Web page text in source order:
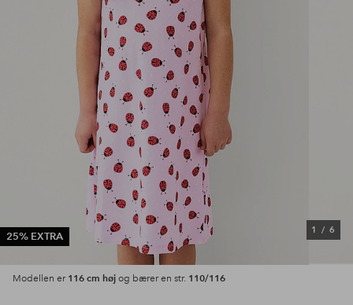
25% EXTRA
1 / 6
Modellen er 116 cm høj og bærer en str. 110/116